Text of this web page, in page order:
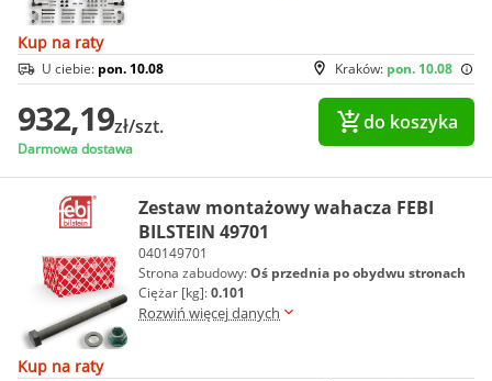
Kup na raty
Kraków: pon. 10.08
U ciebie: pon. 10.08
932,19zł/szt.
Darmowa dostawa
do koszyka
Zestaw montażowy wahacza FEBI
BILSTEIN 49701
040149701
Strona zabudowy:Oś przednia po obydwu stronach
Ciężar [kg]:0.101
Rozwiń więcej danych
Kup na raty